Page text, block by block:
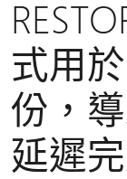
式用
份，
延遲